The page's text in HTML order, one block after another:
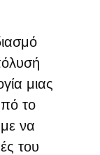
μιας
το
να
του